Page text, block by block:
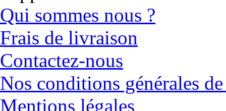
Qui sommes nous ?
Frais de livraison
Contactez-nous
Nos conditions générales
Mentions légales